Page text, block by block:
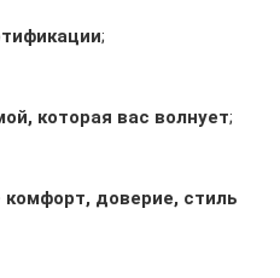
;
которая вас волнует;
доверие, стиль